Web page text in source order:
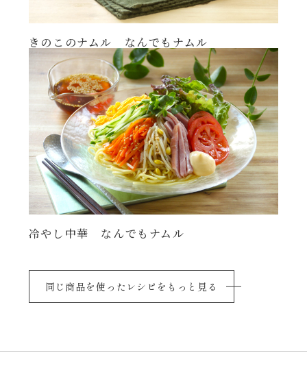
きのこのナムル なんでもナムル
冷やし中華 なんでもナムル
同じ商品を使ったレシピをもっと見る